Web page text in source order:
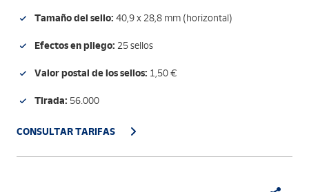
Tamaño del sello: 40,9 x 28,8 mm (horizontal)
Efectos en pliego: 25 sellos
Valor postal de los sellos: 1,50 €
Tirada: 56.000
CONSULTAR TARIFAS